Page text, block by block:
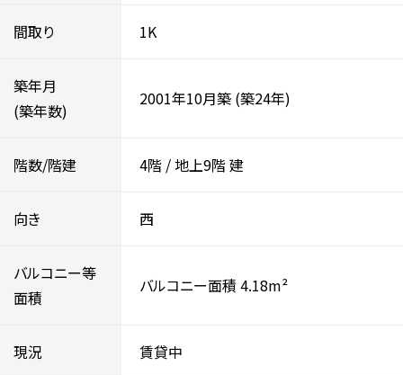
間取り 1K
築年月
(築年数)
2001年10月築 (築24年)
階数/階建 4階 /地上9階建
向き 西
バルコニー等
面積
バルコニー面積 4.18m²
現況 賃貸中